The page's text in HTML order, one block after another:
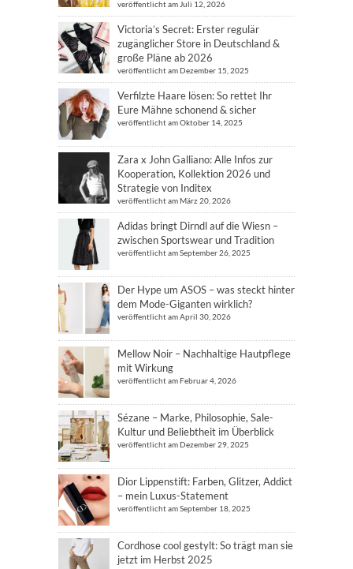
veröffentlicht am Juli 12, 2026
Victoria’s Secret: Erster regulär
zugänglicher Store in Deutschland &
große Pläne ab 2026
veröffentlicht am Dezember 15, 2025
Verfilzte Haare lösen: So rettet Ihr
Eure Mähne schonend & sicher
veröffentlicht am Oktober 14, 2025
Zara x John Galliano: Alle Infos zur
Kooperation, Kollektion 2026 und
Strategie von Inditex
veröffentlicht am März 20, 2026
Adidas bringt Dirndl auf die Wiesn –
zwischen Sportswear und Tradition
veröffentlicht am September 26, 2025
Der Hype um ASOS – was steckt hinter
dem Mode-Giganten wirklich?
veröffentlicht am April 30, 2026
Mellow Noir – Nachhaltige Hautpflege
mit Wirkung
veröffentlicht am Februar 4, 2026
Sézane – Marke, Philosophie, Sale-
Kultur und Beliebtheit im Überblick
veröffentlicht am Dezember 29, 2025
Dior Lippenstift: Farben, Glitzer, Addict
– mein Luxus-Statement
veröffentlicht am September 18, 2025
Cordhose cool gestylt: So trägt man sie
jetzt im Herbst 2025